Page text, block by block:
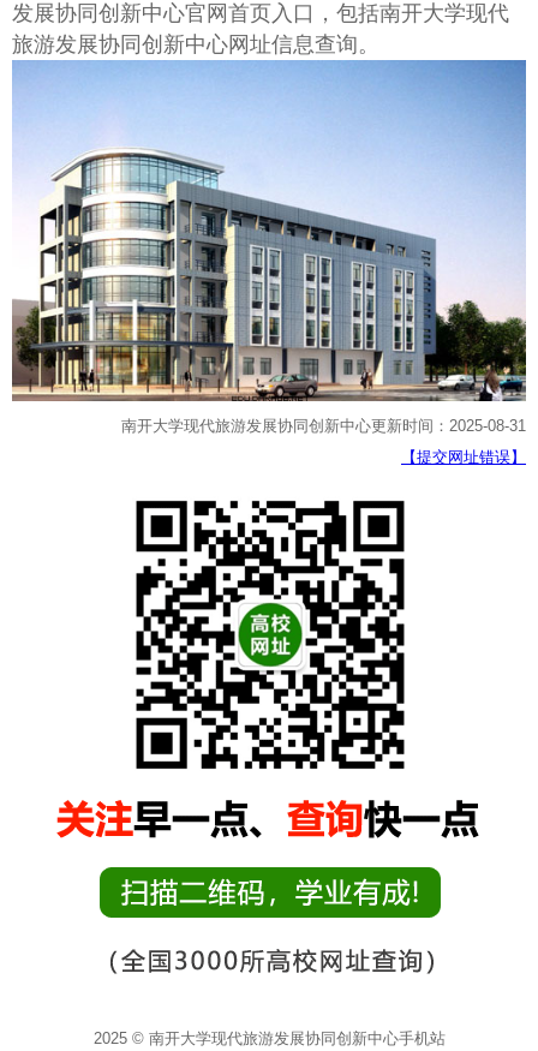
发展协同创新中心官网首页入口，包括南开大学现代
旅游发展协同创新中心网址信息查询。
南开大学现代旅游发展协同创新中心更新时间：2025-08-31
【提交网址错误】
2025 © 南开大学现代旅游发展协同创新中心手机站